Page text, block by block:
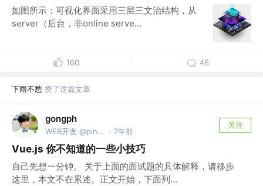
如图所示：可视化界面采用三层三文治结构，从
server（后台，非online serve...
160 46
下雨不愁 赞了这篇文章
gongph
WEB开发 @pingan · 7年前
关注
Vue.js 你不知道的一些小技巧
自己先想一分钟。 关于上面的面试题的具体解释，请移步
这里，本文不在累述。正文开始，下面列...